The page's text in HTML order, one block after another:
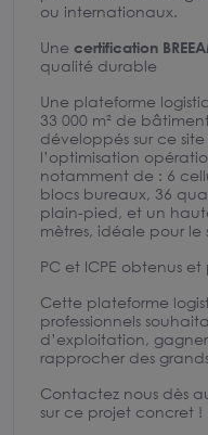
ou internationaux.
Une certification
qualité durable
Une plateforme
33 000 m² de
développés sur ce
l’optimisation
notamment de : 6
blocs bureaux, 36
plain-pied, et un
mètres, idéale pour
PC et ICPE obtenus et
Cette plateforme
professionnels
d’exploitation,
rapprocher des
Contactez nous dès
sur ce projet concret !